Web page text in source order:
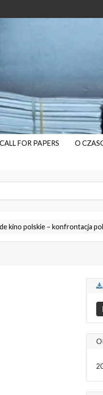
CALL FOR PAPERS O
kino polskie – konfrontacja